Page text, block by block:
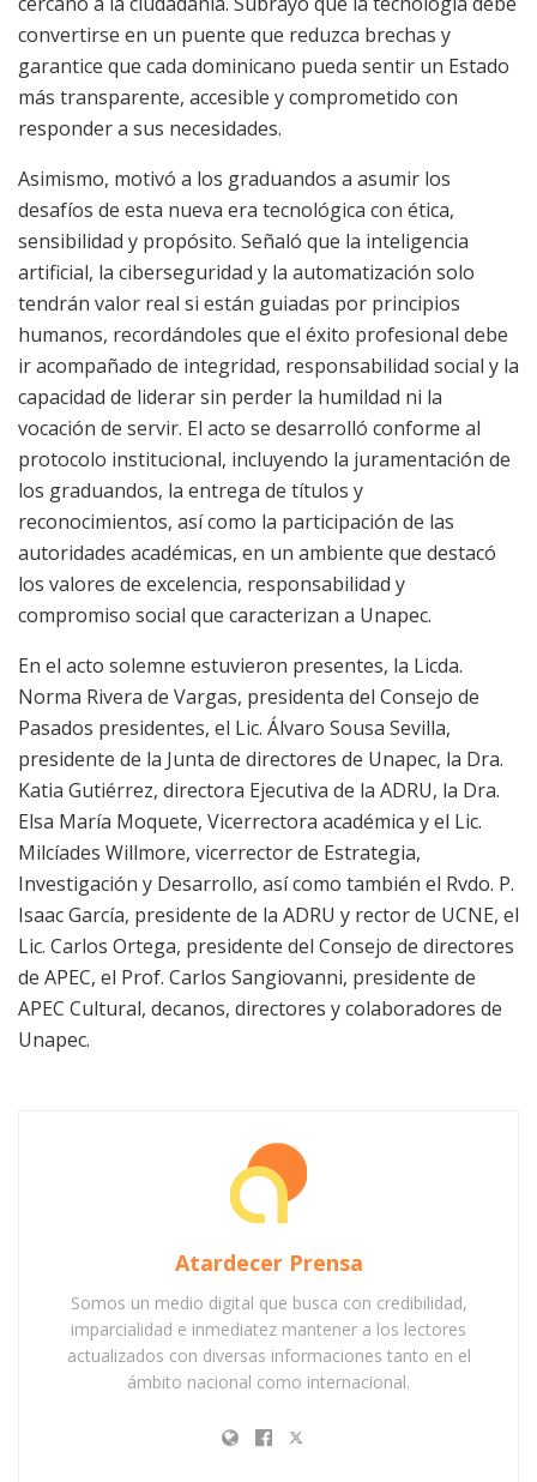
convertirse en un puente que reduzca brechas y
garantice que cada dominicano pueda sentir un Estado
más transparente, accesible y comprometido con
responder a sus necesidades.
Asimismo, motivó a los graduandos a asumir los
desafíos de esta nueva era tecnológica con ética,
sensibilidad y propósito. Señaló que la inteligencia
artificial, la ciberseguridad y la automatización solo
tendrán valor real si están guiadas por principios
humanos, recordándoles que el éxito profesional debe
ir acompañado de integridad, responsabilidad social y la
capacidad de liderar sin perder la humildad ni la
vocación de servir. El acto se desarrolló conforme al
protocolo institucional, incluyendo la juramentación de
los graduandos, la entrega de títulos y
reconocimientos, así como la participación de las
autoridades académicas, en un ambiente que destacó
los valores de excelencia, responsabilidad y
compromiso social que caracterizan a Unapec.
En el acto solemne estuvieron presentes, la Licda.
Norma Rivera de Vargas, presidenta del Consejo de
Pasados presidentes, el Lic. Álvaro Sousa Sevilla,
presidente de la Junta de directores de Unapec, la Dra.
Katia Gutiérrez, directora Ejecutiva de la ADRU, la Dra.
Elsa María Moquete, Vicerrectora académica y el Lic.
Milcíades Willmore, vicerrector de Estrategia,
Investigación y Desarrollo, así como también el Rvdo. P.
Isaac García, presidente de la ADRU y rector de UCNE, el
Lic. Carlos Ortega, presidente del Consejo de directores
de APEC, el Prof. Carlos Sangiovanni, presidente de
APEC Cultural, decanos, directores y colaboradores de
Unapec.
Atardecer Prensa
Somos un medio digital que busca con credibilidad,
imparcialidad e inmediatez mantener a los lectores
actualizados con diversas informaciones tanto en el
ámbito nacional como internacional.